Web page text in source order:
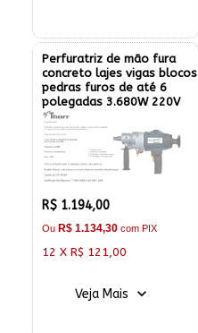
Perfuratriz de mão fura
concreto lajes vigas blocos
pedras furos de até 6
polegadas 3.680W 220V
R$ 1.194,00
Ou R$ 1.134,30com PIX
12 X R$ 121,00
Veja Mais